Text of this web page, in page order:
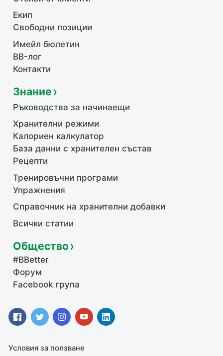
Екип
Свободни позиции
Имейл бюлетин
BB-лог
Контакти
Знание
Ръководства за начинаещи
Хранителни режими
Калориен калкулатор
База данни с хранителен състав
Рецепти
Тренировъчни програми
Упражнения
Справочник на хранителни добавки
Всички статии
Общество
#BBetter
Форум
Facebook група
Условия за ползване